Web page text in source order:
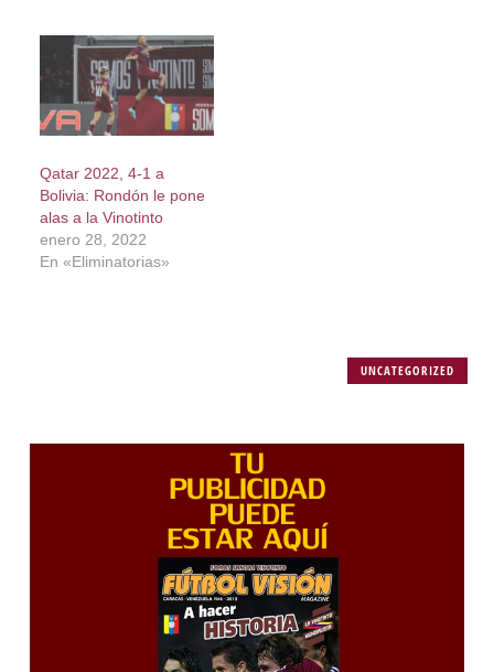
Qatar 2022, 4-1 a
Bolivia: Rondón le pone
alas a la Vinotinto
enero 28, 2022
En «Eliminatorias»
UNCATEGORIZED